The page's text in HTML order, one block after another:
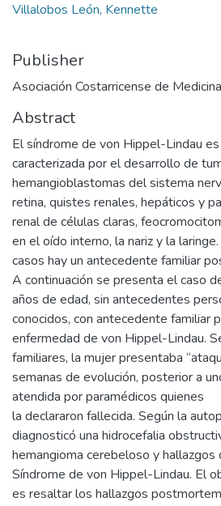
Villalobos León, Kennette
Publisher
Asociación Costarricense de
Abstract
El síndrome de von Hippel-Lindau
caracterizada por el desarrollo de
hemangioblastomas del sistema
retina, quistes renales, hepáticos y
renal de células claras,
en el oído interno, la nariz y la
casos hay un antecedente familiar
A continuación se presenta el caso
años de edad, sin antecedentes
conocidos, con antecedente familiar
enfermedad de von Hippel-Lindau.
familiares, la mujer presentaba
semanas de evolución, posterior a
atendida por paramédicos quienes
la declararon fallecida. Según la
diagnosticó una hidrocefalia
hemangioma cerebeloso y
Síndrome de von Hippel-Lindau. El
es resaltar los hallazgos